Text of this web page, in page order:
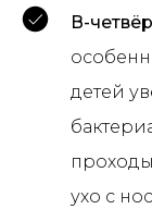
В-
детей
ухо с